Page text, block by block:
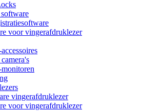
voor vingerafdruklezer
vingerafdruklezer
voor vingerafdruklezer